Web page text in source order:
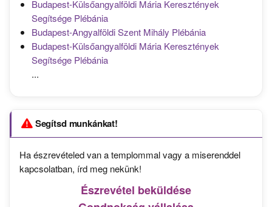
Segítsd munkánkat!
Ha észrevételed van a templommal vagy a miserenddel
kapcsolatban, írd meg nekünk!
Észrevétel beküldése
Budapest-Külsőangyalföldi Mária Keresztények
Segítsége Plébánia
Budapest-Angyalföldi Szent Mihály Plébánia
Budapest-Külsőangyalföldi Mária Keresztények
Segítsége Plébánia
...